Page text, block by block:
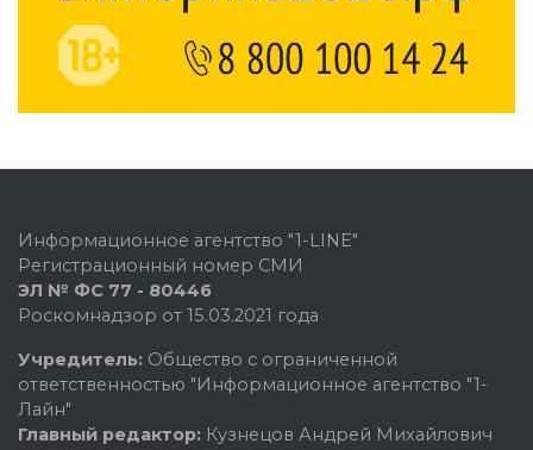
Информационное агентство "1-LINE"
Регистрационный номер СМИ
ЭЛ № ФС 77 - 80446
Роскомнадзор от 15.03.2021 года
Учредитель: Общество с ограниченной
ответственностью "Информационное агентство "1-
Лайн"
Главный редактор: Кузнецов Андрей Михайлович